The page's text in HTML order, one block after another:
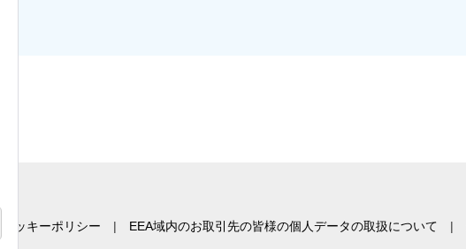
クッキーポリシー EEA域内のお取引先の皆様の個人データの取扱について